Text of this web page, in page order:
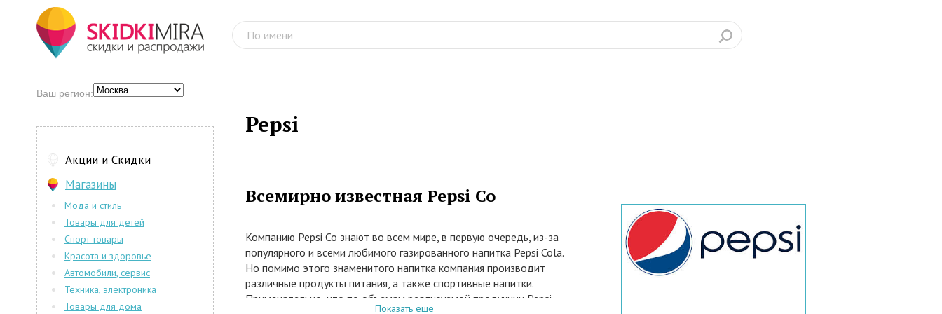
Pepsi
Всемирно известная Pepsi Co
Компанию Pepsi Co знают во всем мире, в первую очередь, из-за
популярного и всеми любимого газированного напитка Pepsi Cola.
Но помимо этого знаменитого напитка компания производит
различные продукты питания, а также спортивные напитки.
Примечательно, что по объемам реализуемой продукции Pepsi
Показать еще
Ваш регион:
Акции и Скидки
Магазины
Мода и стиль
Товары для детей
Спорт товары
Красота и здоровье
Автомобили, сервис
Техника, электроника
Товары для дома